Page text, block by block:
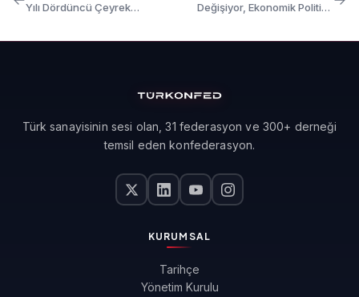
Yılı Dördüncü Çeyrek
Değişiyor, Ekonomik Politika
Türk sanayisinin sesi olan, 31 federasyon ve 300+ derneği
temsil eden konfederasyon.
KURUMSAL
Tarihçe
Yönetim Kurulu